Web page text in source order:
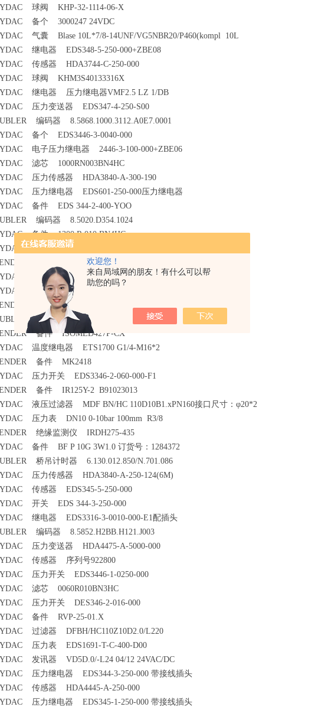
欢迎您！
来自局域网的朋友！有什么可以帮
助您的吗？
球阀 KHP-32-1114-06-X
备个 3000247 24VDC
气囊 Blase 10L*7/8-14UNF/VG5NBR20/P460(kompl 10L
继电器 EDS348-5-250-000+ZBE08
传感器 HDA3744-C-250-000
球阀 KHM3S40133316X
继电器 压力继电器VMF2.5 LZ 1/DB
压力变送器 EDS347-4-250-S00
编码器 8.5868.1000.3112.A0E7.0001
备个 EDS3446-3-0040-000
电子压力继电器 2446-3-100-000+ZBE06
滤芯 1000RN003BN4HC
压力传感器 HDA3840-A-300-190
压力继电器 EDS601-250-000压力继电器
备件 EDS 344-2-400-YOO
编码器 8.5020.D354.1024
备件 1300 R 010 BN4HC
开关 EDS3446-2-0250-000
绝缘监测仪 IRDH275-435
开关 EDS344-2-250-000+ZBE03
传感器 KHM-50-F3-1141
绝缘检测装置 IRDH275U-435
编码器 8.3610.2142.1000
备件 ISOMED427P-CX
温度继电器 ETS1700 G1/4-M16*2
备件 MK2418
压力开关 EDS3346-2-060-000-F1
备件 IR125Y-2 B91023013
液压过滤器 MDF BN/HC 110D10B1.xPN160接口尺寸：φ20*2
压力表 DN10 0-10bar 100mm R3/8
绝缘监测仪 IRDH275-435
备件 BF P 10G 3W1.0 订货号：1284372
桥吊计时器 6.130.012.850/N.701.086
压力传感器 HDA3840-A-250-124(6M)
传感器 EDS345-5-250-000
开关 EDS 344-3-250-000
继电器 EDS3316-3-0010-000-E1配插头
编码器 8.5852.H2BB.H121.J003
压力变送器 HDA4475-A-5000-000
传感器 序列号922800
压力开关 EDS3446-1-0250-000
滤芯 0060R010BN3HC
压力开关 DES346-2-016-000
备件 RVP-25-01.X
过滤器 DFBH/HC110Z10D2.0/L220
压力表 EDS1691-T-C-400-D00
发讯器 VD5D.0/-L24 04/12 24VAC/DC
压力继电器 EDS344-3-250-000 带接线插头
传感器 HDA4445-A-250-000
压力继电器 EDS345-1-250-000 带接线插头